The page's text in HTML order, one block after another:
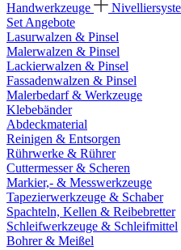
Handwerkzeuge
Set Angebote
Lasurwalzen & Pinsel
Malerwalzen & Pinsel
Lackierwalzen & Pinsel
Fassadenwalzen & Pinsel
Malerbedarf & Werkzeuge
Klebebänder
Abdeckmaterial
Reinigen & Entsorgen
Rührwerke & Rührer
Cuttermesser & Scheren
Markier,- & Messwerkzeuge
Tapezierwerkzeuge & Schaber
Spachteln, Kellen & Reibebretter
Schleifwerkzeuge & Schleifmittel
Bohrer & Meißel